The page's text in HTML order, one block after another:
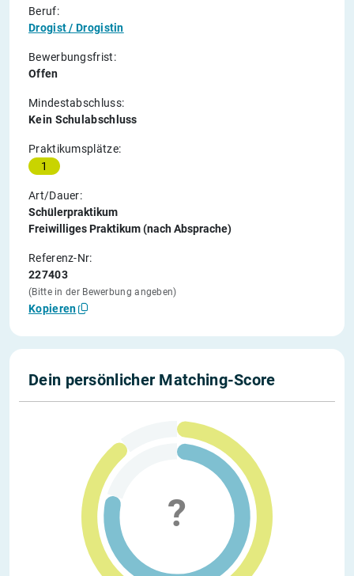
Beruf:
Drogist / Drogistin
Bewerbungsfrist:
Offen
Mindestabschluss:
Kein Schulabschluss
Praktikumsplätze:
1
Art/Dauer:
Schülerpraktikum
Freiwilliges Praktikum (nach Absprache)
Referenz-Nr:
227403
(Bitte in der Bewerbung angeben)
Kopieren
Dein persönlicher Matching-Score